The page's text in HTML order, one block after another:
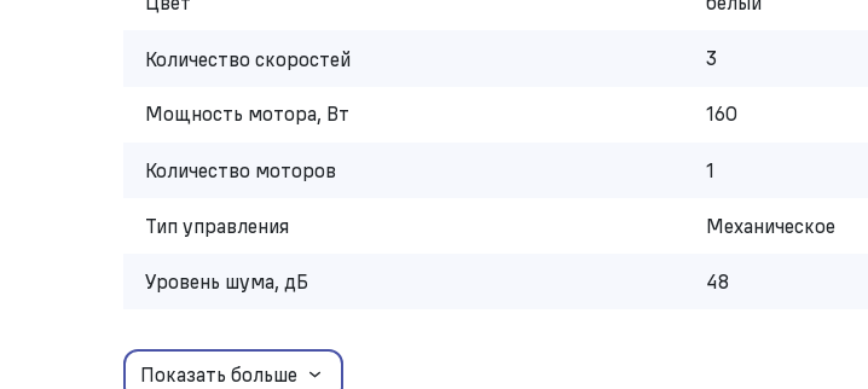
Количество скоростей 3
Мощность мотора, Вт 160
Количество моторов 1
Тип управления Механическое
Уровень шума, дБ 48
Показать больше